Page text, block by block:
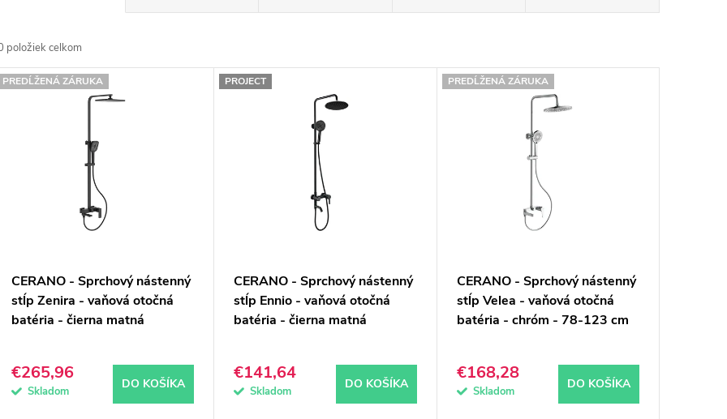
položiek celkom
PREDĹŽENÁ ZÁRUKA
CERANO - Sprchový nástenný
stĺp Zenira - vaňová otočná
batéria - čierna matná
€265,96
Skladom DO KOŠÍKA
PROJECT
CERANO - Sprchový nástenný
stĺp Ennio - vaňová otočná
batéria - čierna matná
€141,64
Skladom DO KOŠÍKA
PREDĹŽENÁ ZÁRUKA
CERANO - Sprchový nástenný
stĺp Velea - vaňová otočná
batéria - chróm - 78-123 cm
€168,28
Skladom DO KOŠÍKA